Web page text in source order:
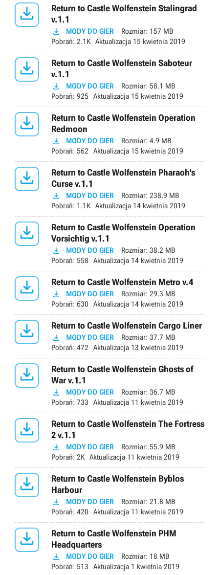

Return to Castle Wolfenstein Stalingrad
v.1.1
 MODY DO GIER Rozmiar: 157 MB
Pobrań: 2.1K Aktualizacja 15 kwietnia 2019

Return to Castle Wolfenstein Saboteur
v.1.1
 MODY DO GIER Rozmiar: 58.1 MB
Pobrań: 925 Aktualizacja 15 kwietnia 2019

Return to Castle Wolfenstein Operation
Redmoon
 MODY DO GIER Rozmiar: 4.9 MB
Pobrań: 562 Aktualizacja 15 kwietnia 2019

Return to Castle Wolfenstein Pharaoh's
Curse v.1.1
 MODY DO GIER Rozmiar: 238.9 MB
Pobrań: 1.1K Aktualizacja 14 kwietnia 2019

Return to Castle Wolfenstein Operation
Vorsichtig v.1.1
 MODY DO GIER Rozmiar: 38.2 MB
Pobrań: 558 Aktualizacja 14 kwietnia 2019
 Return to Castle Wolfenstein Metro v.4
 MODY DO GIER Rozmiar: 29.3 MB
Pobrań: 630 Aktualizacja 14 kwietnia 2019
 Return to Castle Wolfenstein Cargo Liner
 MODY DO GIER Rozmiar: 37.7 MB
Pobrań: 472 Aktualizacja 13 kwietnia 2019

Return to Castle Wolfenstein Ghosts of
War v.1.1
 MODY DO GIER Rozmiar: 36.7 MB
Pobrań: 733 Aktualizacja 11 kwietnia 2019

Return to Castle Wolfenstein The Fortress
2 v.1.1
 MODY DO GIER Rozmiar: 55.9 MB
Pobrań: 2K Aktualizacja 11 kwietnia 2019

Return to Castle Wolfenstein Byblos
Harbour
 MODY DO GIER Rozmiar: 21.8 MB
Pobrań: 420 Aktualizacja 11 kwietnia 2019

Return to Castle Wolfenstein PHM
Headquarters
 MODY DO GIER Rozmiar: 18 MB
Pobrań: 513 Aktualizacja 1 kwietnia 2019